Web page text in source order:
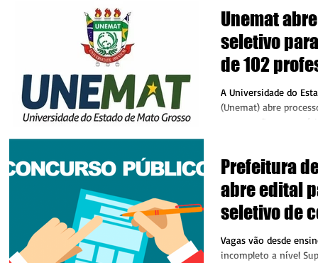
Unemat
seletivo
de 102
diferentes
A Universidade do
(Unemat) abre
contratação
Prefeitura
abre edital
seletivo de
público
Vagas vão desde
incompleto a nível